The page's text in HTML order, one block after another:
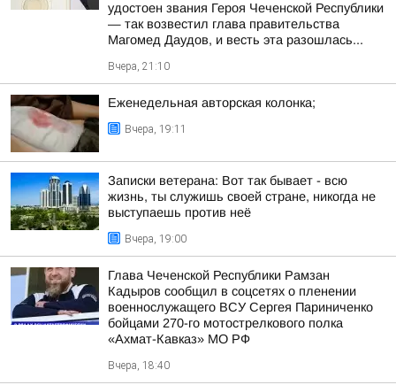
удостоен звания Героя Чеченской Республики
— так возвестил глава правительства
Магомед Даудов, и весть эта разошлась...
Вчера, 21:10
Еженедельная авторская колонка;
Вчера, 19:11
Записки ветерана: Вот так бывает - всю
жизнь, ты служишь своей стране, никогда не
выступаешь против неё
Вчера, 19:00
Глава Чеченской Республики Рамзан
Кадыров сообщил в соцсетях о пленении
военнослужащего ВСУ Сергея Париниченко
бойцами 270-го мотострелкового полка
«Ахмат-Кавказ» МО РФ
Вчера, 18:40